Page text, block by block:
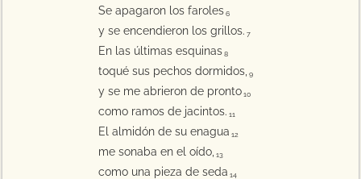
Se apagaron los faroles 6
y se encendieron los grillos. 7
En las últimas esquinas 8
toqué sus pechos dormidos, 9
y se me abrieron de pronto 10
como ramos de jacintos. 11
El almidón de su enagua 12
me sonaba en el oído, 13
como una pieza de seda 14